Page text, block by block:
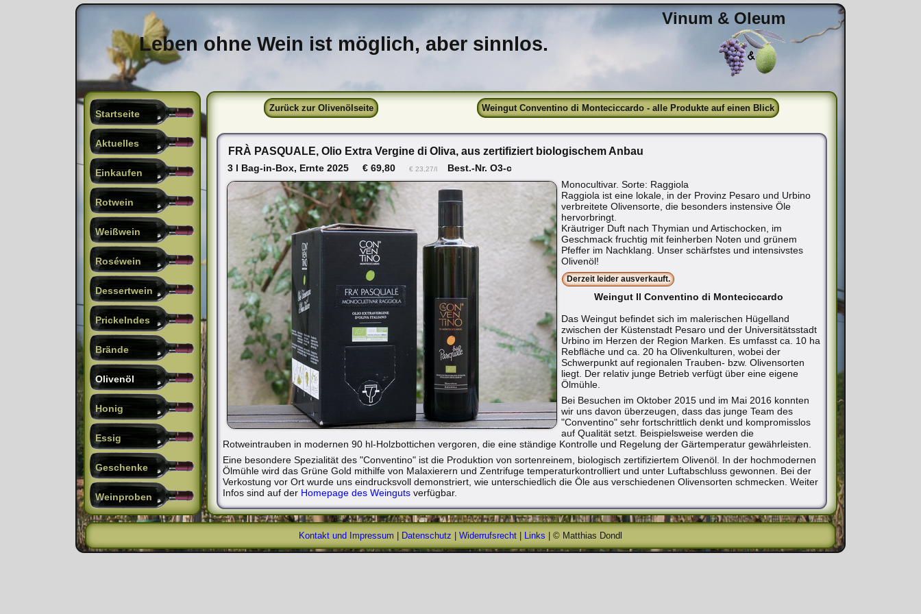
FRÀ PASQUALE, Olio Extra Vergine di Oliva, aus zertifiziert biologischem Anbau
3 l Bag-in-Box, Ernte 2025 € 69,80 € 23,27/l
Best.-Nr. O3-c
Monocultivar. Sorte: Raggiola
Raggiola ist eine lokale, in der Provinz Pesaro und Urbino
verbreitete Olivensorte, die besonders instensive Öle
hervorbringt.
Kräutriger Duft nach Thymian und Artischocken, im
Geschmack fruchtig mit feinherben Noten und grünem
Pfeffer im Nachklang. Unser schärfstes und intensivstes
Olivenöl!
Derzeit leider ausverkauft.
Weingut Il Conventino di Monteciccardo
Das Weingut befindet sich im malerischen Hügelland
zwischen der Küstenstadt Pesaro und der Universitätsstadt
Urbino im Herzen der Region Marken. Es umfasst ca. 10 ha
Rebfläche und ca. 20 ha Olivenkulturen, wobei der
Schwerpunkt auf regionalen Trauben- bzw. Olivensorten
liegt. Der relativ junge Betrieb verfügt über eine eigene
Ölmühle.
Bei Besuchen im Oktober 2015 und im Mai 2016 konnten
wir uns davon überzeugen, dass das junge Team des
"Conventino" sehr fortschrittlich denkt und kompromisslos
auf Qualität setzt. Beispielsweise werden die
Rotweintrauben in modernen 90 hl-Holzbottichen vergoren, die eine ständige Kontrolle und Regelung der Gärtemperatur gewährleisten.
Eine besondere Spezialität des "Conventino" ist die Produktion von sortenreinem, biologisch zertifiziertem Olivenöl. In der hochmodernen
Ölmühle wird das Grüne Gold mithilfe von Malaxierern und Zentrifuge temperaturkontrolliert und unter Luftabschluss gewonnen. Bei der
Verkostung vor Ort wurde uns eindrucksvoll demonstriert, wie unterschiedlich die Öle aus verschiedenen Olivensorten schmecken. Weiter
Infos sind auf der Homepage des Weinguts verfügbar.
Zurück zur Olivenölseite Weingut Conventino di Monteciccardo - alle Produkte auf einen Blick
Startseite
Aktuelles
Einkaufen
Rotwein
Weißwein
Roséwein
Dessertwein
Prickelndes
Brände
Olivenöl
Honig
Essig
Geschenke
Weinproben
Leben ohne Wein ist möglich, aber sinnlos.
Vinum & Oleum
Kontakt und Impressum Datenschutz Widerrufsrecht Links | © Matthias Dondl